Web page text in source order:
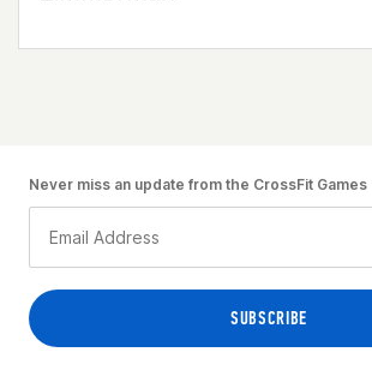
Never miss an update from the CrossFit Games